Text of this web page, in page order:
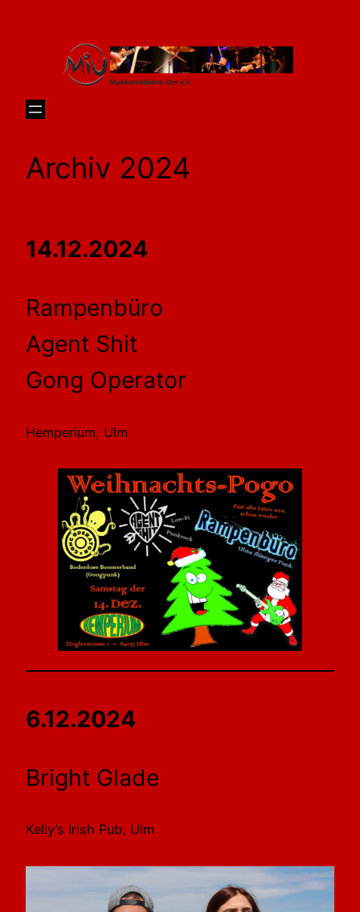
Archiv 2024
14.12.2024
Rampenbüro
Agent Shit
Gong Operator
Hemperium, Ulm
6.12.2024
Bright Glade
Kelly’s Irish Pub, Ulm